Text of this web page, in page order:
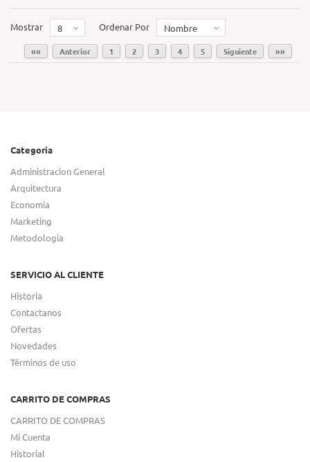
Mostrar 8 Ordenar Por Nombre
«« Anterior 1 2 3 4 5 Siguiente »»
Categoria
Administracion General
Arquitectura
Economia
Marketing
Metodologia
SERVICIO AL CLIENTE
Historia
Contactanos
Ofertas
Novedades
Términos de uso
CARRITO DE COMPRAS
CARRITO DE COMPRAS
Mi Cuenta
Historial